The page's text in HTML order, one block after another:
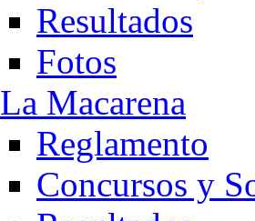
Resultados
Fotos
La Macarena
Reglamento
Concursos y